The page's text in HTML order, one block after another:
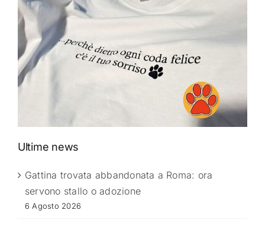
Ultime news
Gattina trovata abbandonata a Roma: ora
servono stallo o adozione
6 Agosto 2026